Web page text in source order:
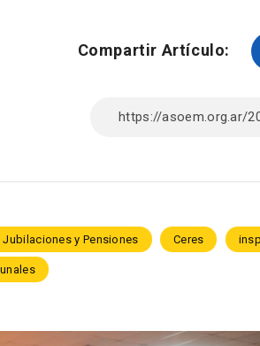
Compartir Artículo:
y Pensiones Ceres